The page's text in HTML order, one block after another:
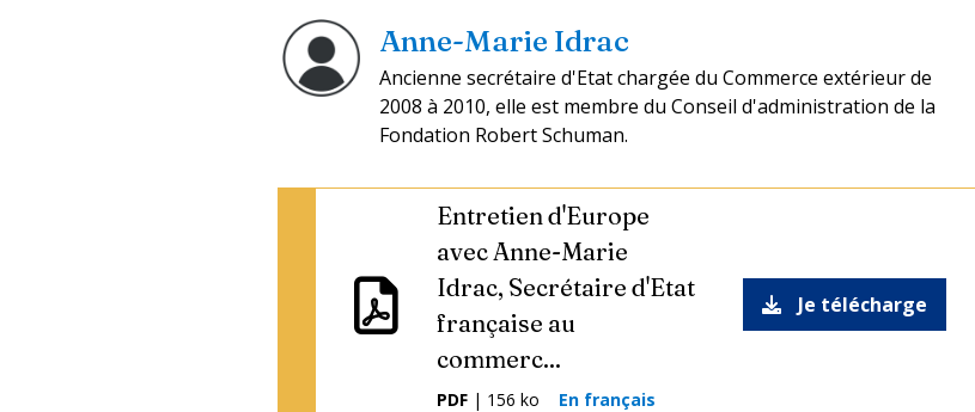
Anne-Marie Idrac
Ancienne secrétaire d'Etat chargée du Commerce extérieur de
2008 à 2010, elle est membre du Conseil d'administration de la
Fondation Robert Schuman.
Entretien d'Europe
avec Anne-Marie
Idrac, Secrétaire d'Etat
française au
commerc...
PDF | 156 ko En français
Je télécharge